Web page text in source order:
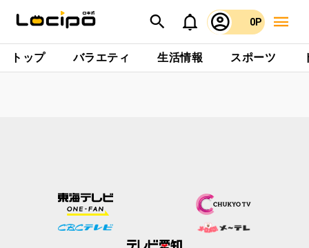
0P
トップ バラエティ 生活情報 スポーツ